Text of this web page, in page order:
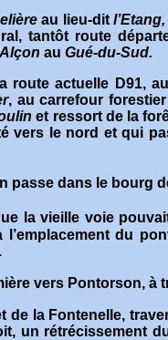
au lieu-ditl’Etang,
tantôt route
au Gué-du-Sud.
route actuelle D91,
, au carrefour
et ressort de la
vers le nord et qui
passe dans le bourg
la vieille voie
du
.
vers Pontorson, à
de la Fontenelle,
un rétrécissement